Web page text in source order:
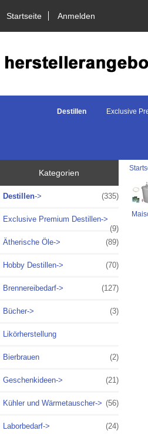
Startseite Anmelden
Destillen Exclusive
Kategorien
Destillen-> (335)
Exclusive Premium Destillen->
(9)
Ätherische Öle->
(89)
Hobby Destillen-> (70)
Brennereibedarf-> (127)
Bücher-> (3)
Likörherstellung
Bierbrauen (2)
Geschenkideen-> (21)
Kühler und Wärmetauscher-> (56)
Laborbedarf-> (24)